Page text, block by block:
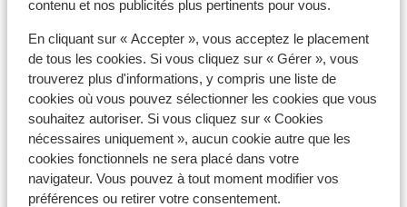
contenu et nos publicités plus pertinents pour vous.
En cliquant sur « Accepter », vous acceptez le placement
de tous les cookies. Si vous cliquez sur « Gérer », vous
trouverez plus d'informations, y compris une liste de
cookies où vous pouvez sélectionner les cookies que vous
souhaitez autoriser. Si vous cliquez sur « Cookies
nécessaires uniquement », aucun cookie autre que les
cookies fonctionnels ne sera placé dans votre
navigateur. Vous pouvez à tout moment modifier vos
préférences ou retirer votre consentement.
Hôtel Sporting
Hôtel Guillem
Hôtel Font d'Argent Pas de la Casa
Hôtel Himalaia Soldeu